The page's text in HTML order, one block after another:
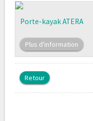
Porte-kayak ATERA
Plus d'information
Retour